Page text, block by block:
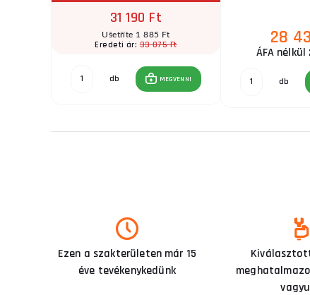
31 190 Ft
Ušetříte 1 885 Ft
Eredeti ár:33 075 Ft
db MEGVENNI
28
ÁFA
db
Ezen a szakterületen már 15
éve tevékenykedünk